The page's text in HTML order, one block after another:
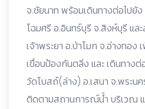
จ.ชัยนาท พร้อมเดินทางต่อไปยั
โฉมศรี อ.อินทร์บุรี จ.สิงห์บุรี แล
เจ้าพระยา อ.ป่าโมก จ.อ่างทอ
เขื่อนป้องกันตลิ่ง และ เดินทางต่
วัดโบสถ์(ล่าง) อ.เสนา จ.พระน
ติดตามสถานการณ์น้ำ บริเวณ